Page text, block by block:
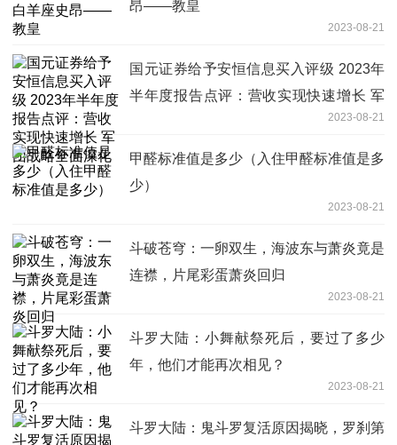
昂——教皇
2023-08-21
国元证券给予安恒信息买入评级 2023年
半年度报告点评：营收实现快速增长 军
2023-08-21
甲醛标准值是多少（入住甲醛标准值是多
少）
2023-08-21
斗破苍穹：一卵双生，海波东与萧炎竟是
连襟，片尾彩蛋萧炎回归
2023-08-21
斗罗大陆：小舞献祭死后，要过了多少
年，他们才能再次相见？
2023-08-21
斗罗大陆：鬼斗罗复活原因揭晓，罗刹第